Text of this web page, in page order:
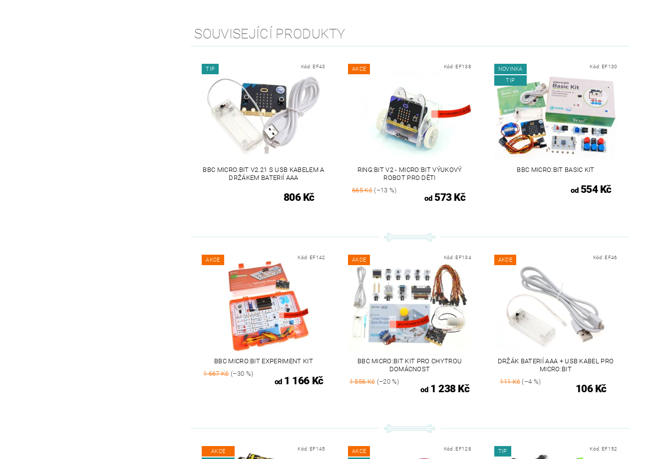
SOUVISEJÍCÍ PRODUKTY
TIP Kód: EF43
BBC MICRO:BIT V2.21 S USB KABELEM A
DRŽÁKEM BATERIÍ AAA
806 Kč
AKCE Kód: EF138
RING:BIT V2 - MICRO:BIT VÝUKOVÝ
ROBOT PRO DĚTI
665 Kč(–13 %)
od573 Kč
NOVINKA
TIP
Kód: EF130
BBC MICRO:BIT BASIC KIT
od554 Kč
AKCE Kód: EF142
BBC MICRO:BIT EXPERIMENT KIT
1 667 Kč(–30 %)
od1 166 Kč
AKCE Kód: EF134
BBC MICRO:BIT KIT PRO CHYTROU
DOMÁCNOST
1 556 Kč(–20 %)
od1 238 Kč
AKCE Kód: EF46
DRŽÁK BATERIÍ AAA + USB KABEL PRO
MICRO:BIT
111 Kč(–4 %)
106 Kč
AKCE
Kód: EF145
AKCE
Kód: EF128 TIP Kód: EF152